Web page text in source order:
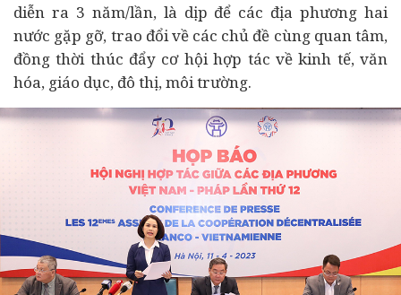
diễn ra 3 năm/lần, là dịp để các địa phương hai
nước gặp gỡ, trao đổi về các chủ đề cùng quan tâm,
đồng thời thúc đẩy cơ hội hợp tác vềkinh tế, văn
hóa, giáo dục, đô thị, môi trường.